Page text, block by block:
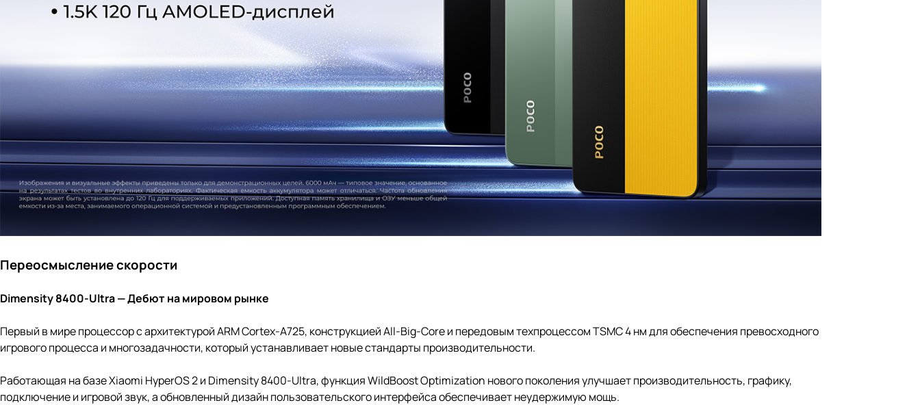
Переосмысление скорости
Dimensity 8400-Ultra — Дебют на мировом рынке
Первый в мире процессор с архитектурой ARM Cortex-A725, конструкцией All-Big-Core и передовым техпроцессом TSMC 4 нм для обеспечения превосходного
игрового процесса и многозадачности, который устанавливает новые стандарты производительности.
Работающая на базе Xiaomi HyperOS 2 и Dimensity 8400-Ultra, функция WildBoost Optimization нового поколения улучшает производительность, графику,
подключение и игровой звук, а обновленный дизайн пользовательского интерфейса обеспечивает неудержимую мощь.